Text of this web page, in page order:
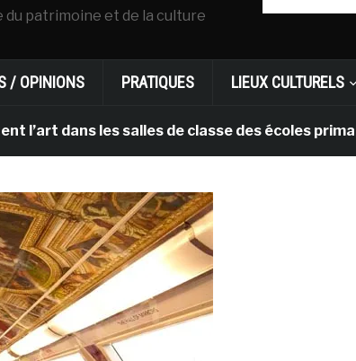
patrimoine et de la culture
/ OPINIONS PRATIQUES LIEUX CULTURELS
les salles de classe des écoles primaires des